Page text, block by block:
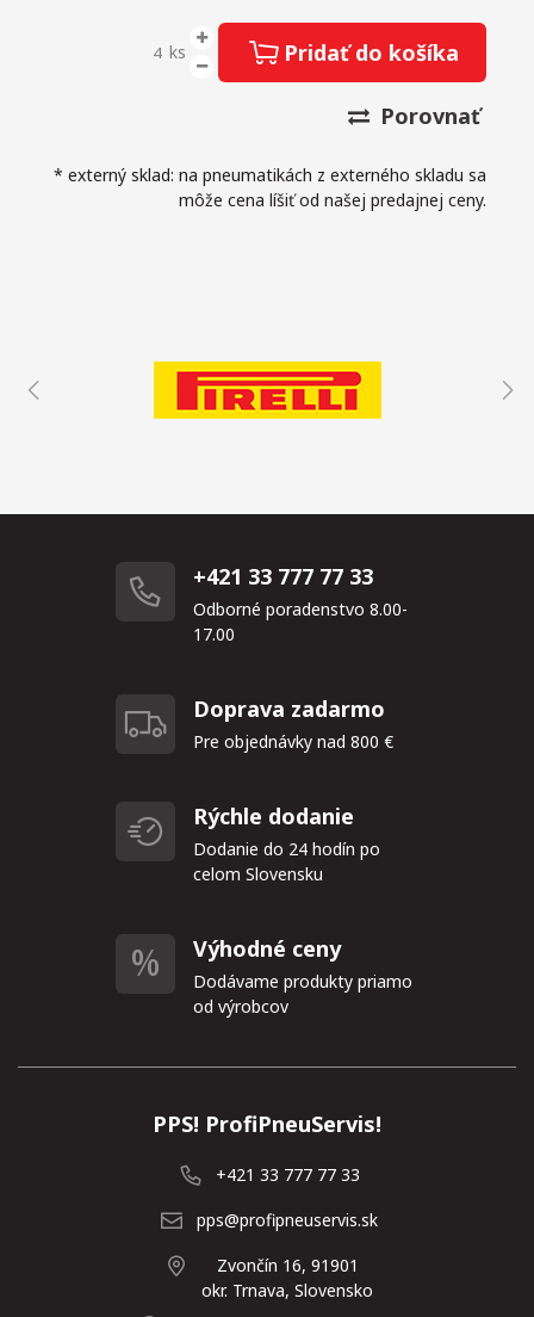
ks Pridať do košíka
Porovnať
* externý sklad: na pneumatikách z externého skladu sa
môže cena líšiť od našej predajnej ceny.
+421 33 777 77 33
Odborné poradenstvo 8.00-
17.00
Doprava zadarmo
Pre objednávky nad 800 €
Rýchle dodanie
Dodanie do 24 hodín po
celom Slovensku
Výhodné ceny
Dodávame produkty priamo
od výrobcov
PPS! ProfiPneuServis!
+421 33 777 77 33
pps@profipneuservis.sk
Zvončín 16, 91901
okr. Trnava, Slovensko